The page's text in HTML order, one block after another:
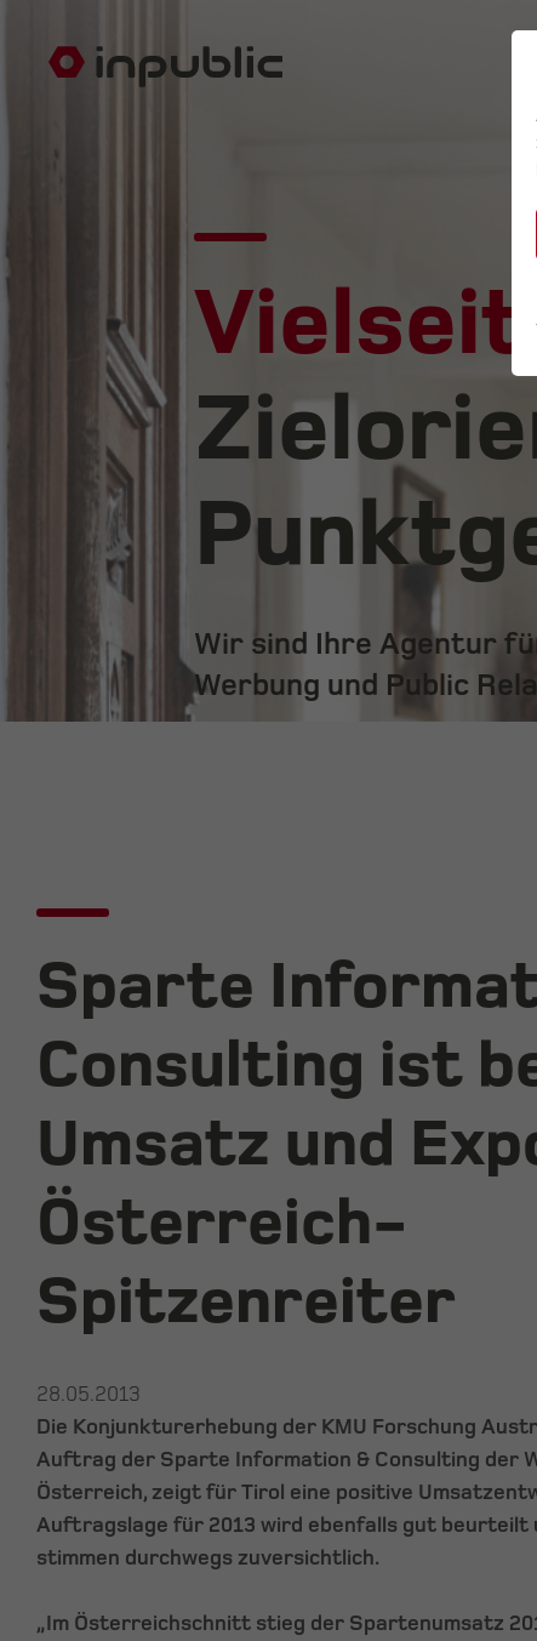
Wir sind Ihre Agentur
Werbung und Public
Sparte
Consulting ist
Umsatz und
Österreich-
Spitzenreiter
28.05.2013
Die Konjunkturerhebung der KMU Forschung
Auftrag der Sparte Information & Consulting der
Österreich, zeigt für Tirol eine positive
Auftragslage für 2013 wird ebenfalls gut beurteilt
stimmen durchwegs zuversichtlich.
„Im Österreichschnitt stieg der Spartenumsatz